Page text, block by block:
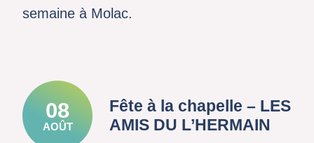
semaine à Molac.
08
AOÛT
Fête à la chapelle – LES
AMIS DU L’HERMAIN